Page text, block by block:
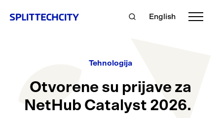
English
Tehnologija
Otvorene su prijave za
NetHub Catalyst 2026.